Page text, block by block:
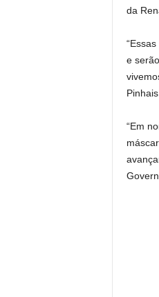
da
e
Pinhais.
“Em